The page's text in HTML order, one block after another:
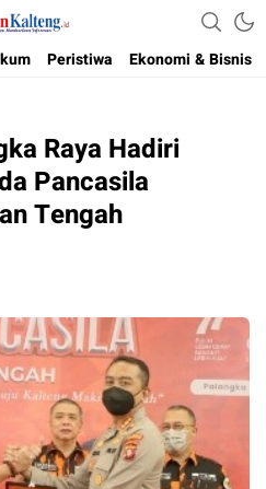
Kalteng
& Independent
Peristiwa Ekonomi & Bisnis
Raya Hadiri
Pancasila
Tengah